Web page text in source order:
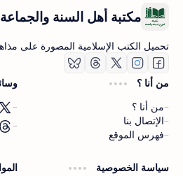
اشترك الآن
مكتبة أهل السنة والجماعة
تحميل الكتب الإسلامية المصورة على
من أنا ؟
من أنا ؟
الإتصال بنا
فهرس الموقع
سياسة الخصوصية